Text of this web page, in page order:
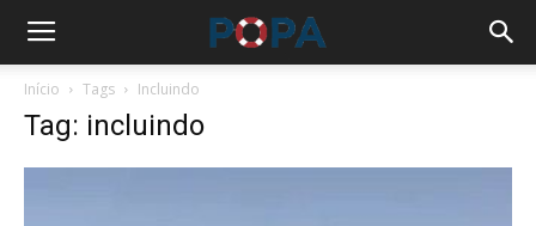
Início Tags Incluindo
Tag: incluindo